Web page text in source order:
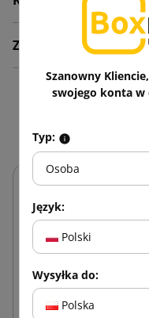
Załączniki
Szanowny
swojego konta w
Typ:
Osoba
Język:
Polski
Wysyłka do:
Polska